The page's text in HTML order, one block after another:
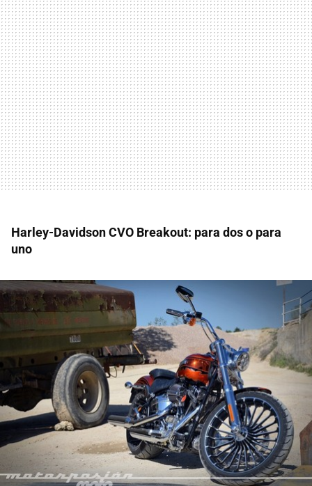
Harley-Davidson CVO Breakout: para dos o para
uno